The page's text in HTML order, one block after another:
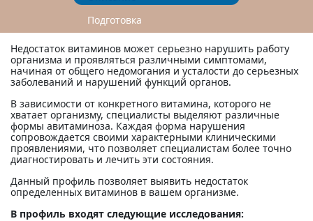
Подготовка
Недостаток витаминов может серьезно нарушить работу
организма и проявляться различными симптомами,
начиная от общего недомогания и усталости до серьезных
заболеваний и нарушений функций органов.
В зависимости от конкретного витамина, которого не
хватает организму, специалисты выделяют различные
формы авитаминоза. Каждая форма нарушения
сопровождается своими характерными клиническими
проявлениями, что позволяет специалистам более точно
диагностировать и лечить эти состояния.
Данный профиль позволяет выявить недостаток
определенных витаминов в вашем организме.
В профиль входят следующие исследования: